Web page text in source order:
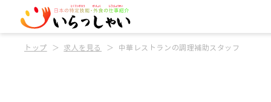
トップ 求人を見る 中華レストランの調理補助スタッフ